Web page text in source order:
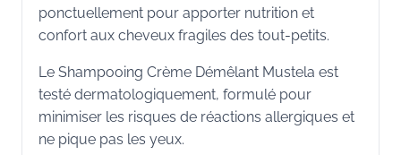
ponctuellement pour apporter nutrition et
confort aux cheveux fragiles des tout-petits.
Le Shampooing Crème Démêlant Mustela est
testé dermatologiquement, formulé pour
minimiser les risques de réactions allergiques et
ne pique pas les yeux.